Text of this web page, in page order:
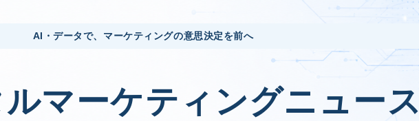
AI・データで、マーケティングの意思決定を前へ
マーケティングニュース